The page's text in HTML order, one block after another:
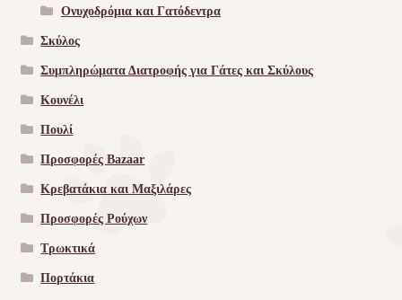
Ονυχοδρόμια και Γατόδεντρα
Σκύλος
Συμπληρώματα Διατροφής για Γάτες και Σκύλους
Κουνέλι
Πουλί
Προσφορές Bazaar
Κρεβατάκια και Μαξιλάρες
Προσφορές Ρούχων
Τρωκτικά
Πορτάκια